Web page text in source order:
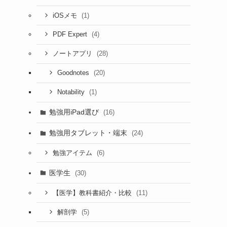
iOSメモ (1)
PDF Expert (4)
ノートアプリ (28)
Goodnotes (20)
Notability (1)
勉強用iPad選び (16)
勉強用タブレット・端末 (24)
勉強アイテム (6)
医学生 (30)
【医学】教科書紹介・比較 (11)
解剖学 (5)